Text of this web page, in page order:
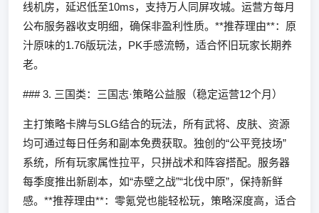
线机房，延迟低至10ms，支持万人同屏攻城。运营方每月
公布服务器收支明细，确保非盈利性质。**推荐理由**：原
汁原味的1.76版玩法，PK手感流畅，适合怀旧玩家长期养
老。
### 3. 三国类：三国志·策略公益服（稳定运营12个月）
主打策略卡牌与SLG结合的玩法，所有武将、皮肤、资源
均可通过每日任务和副本免费获取。独创的“公平竞技场”
系统，所有玩家属性拉平，只拼战术和阵容搭配。服务器
每季度推出新剧本，如“赤壁之战”“北伐中原”，保持新鲜
感。**推荐理由**：零氪党也能轻松玩，策略深度高，适合